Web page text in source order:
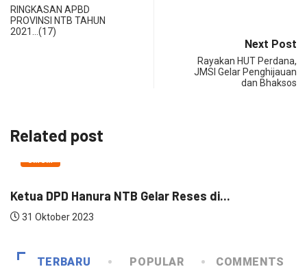
RINGKASAN APBD
PROVINSI NTB TAHUN
2021…(17)
Next Post
Rayakan HUT Perdana,
JMSI Gelar Penghijauan
dan Bhaksos
Related post
UMUM
Ketua DPD Hanura NTB Gelar Reses di...
31 Oktober 2023
TERBARU POPULAR COMMENTS